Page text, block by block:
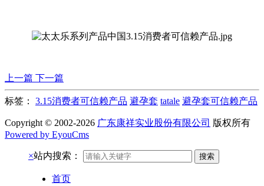
上一篇 下一篇
标签： 3.15消费者可信赖产品 避孕套 tatale 避孕套可信赖产品
Copyright © 2002-2026 广东康祥实业股份有限公司 版权所有
Powered by EyouCms
×站内搜索： 搜索
首页